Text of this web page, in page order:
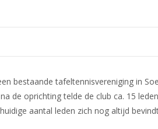
bestaande tafeltennisvereniging in
de oprichting telde de club ca. 15
aantal leden zich nog altijd